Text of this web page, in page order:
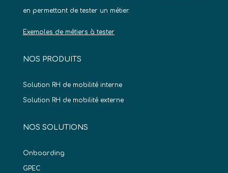
en permettant de tester un métier.
Exemples de métiers à tester
NOS PRODUITS
Solution RH de mobilité interne
Solution RH de mobilité externe
NOS SOLUTIONS
Onboarding
GPEC